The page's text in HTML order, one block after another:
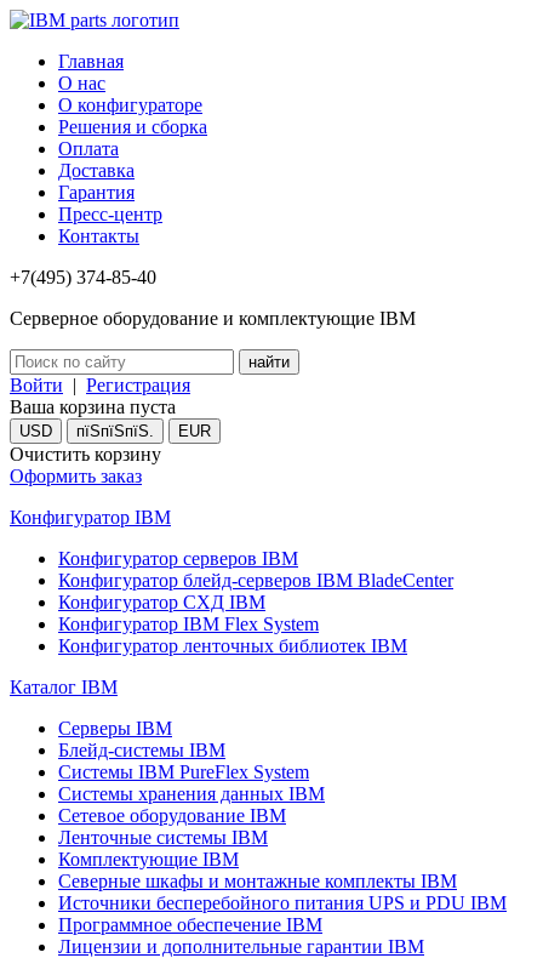
Главная
О нас
О конфигураторе
Решения и сборка
Оплата
Доставка
Гарантия
Пресс-центр
Контакты
+7(495) 374-85-40
Серверное оборудование и комплектующие IBM
Войти | Регистрация
Ваша корзина пуста
USD пїЅпїЅпїЅ. EUR
Очистить корзину
Оформить заказ
Конфигуратор IBM
Конфигуратор серверов IBM
Конфигуратор блейд-серверов IBM BladeCenter
Конфигуратор СХД IBM
Конфигуратор IBM Flex System
Конфигуратор ленточных библиотек IBM
Каталог IBM
Серверы IBM
Блейд-системы IBM
Системы IBM PureFlex System
Системы хранения данных IBM
Сетевое оборудование IBM
Ленточные системы IBM
Комплектующие IBM
Северные шкафы и монтажные комплекты IBM
Источники бесперебойного питания UPS и PDU IBM
Программное обеспечение IBM
Лицензии и дополнительные гарантии IBM